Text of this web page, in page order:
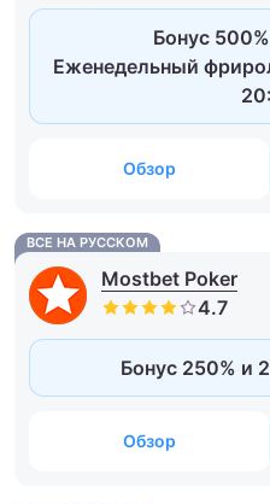
Бонус
Еженедельный
Обзор
ВСЕ НА РУССКОМ
Mostbet Poker
Бонус 250% и
Обзор